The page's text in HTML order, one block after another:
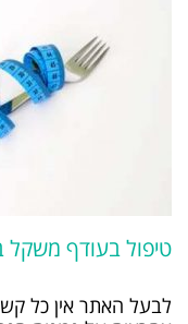
טיפול בעודף משקל
לבעל האתר אין כל